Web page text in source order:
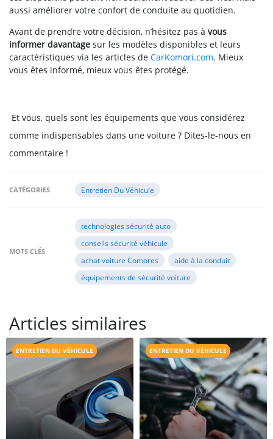
aussi améliorer votre confort de conduite au quotidien.
Avant de prendre votre décision, n’hésitez pas à vous
informer davantage sur les modèles disponibles et leurs
caractéristiques via les articles de CarKomori.com. Mieux
vous êtes informé, mieux vous êtes protégé.
Et vous, quels sont les équipements que vous considérez
comme indispensables dans une voiture ? Dites-le-nous en
commentaire !
CATÉGORIES Entretien Du Véhicule
MOTS CLÉS
technologies sécurité auto
conseils sécurité véhicule
achat voiture Comores
aide à la conduit
équipements de sécurité voiture
Articles similaires
ENTRETIEN DU VÉHICULE ENTRETIEN DU VÉHICULE